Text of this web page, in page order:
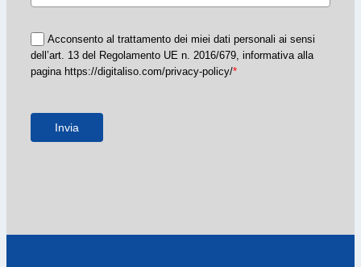
Acconsento al trattamento dei miei dati personali ai sensi
dell’art. 13 del Regolamento UE n. 2016/679, informativa alla
pagina https://digitaliso.com/privacy-policy/*
Invia